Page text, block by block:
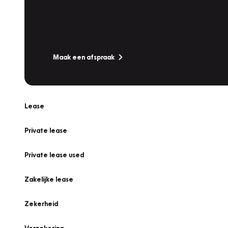
Maak een afspraak
Lease
Private lease
Private lease used
Zakelijke lease
Zekerheid